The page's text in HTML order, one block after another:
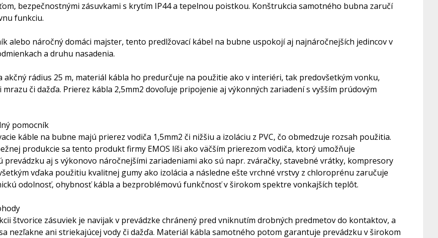
bezpečnostnými zásuvkami s krytím IP44 a tepelnou poistkou. Konštrukcia samotného bubna zaručí
funkciu.
alebo náročný domáci majster, tento predlžovací kábel na bubne uspokojí aj najnáročnejších jedincov v
a druhu nasadenia.
akčný rádius 25 m, materiál kábla ho predurčuje na použitie ako v interiéri, tak predovšetkým vonku,
mrazu či dažďa. Prierez kábla 2,5mm2 dovoľuje pripojenie aj výkonných zariadení s vyšším prúdovým
pomocník
káble na bubne majú prierez vodiča 1,5mm2 či nižšiu a izoláciu z PVC, čo obmedzuje rozsah použitia.
produkcie sa tento produkt firmy EMOS líši ako väčším prierezom vodiča, ktorý umožňuje
prevádzku aj s výkonovo náročnejšími zariadeniami ako sú napr. zváračky, stavebné vrátky, kompresory
vďaka použitiu kvalitnej gumy ako izolácia a následne ešte vrchné vrstvy z chloroprénu zaručuje
odolnosť, ohybnosť kábla a bezproblémovú funkčnosť v širokom spektre vonkajších teplôt.
štvorice zásuviek je navijak v prevádzke chránený pred vniknutím drobných predmetov do kontaktov, a
nezľakne ani striekajúcej vody či dažďa. Materiál kábla samotného potom garantuje prevádzku v širokom